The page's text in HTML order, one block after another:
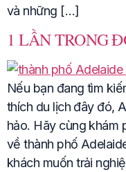
và những […]
1 LẦN TRONG
Nếu bạn đang tìm
thích du lịch đây đó,
hảo. Hãy cùng khám
về thành phố
khách muốn trải